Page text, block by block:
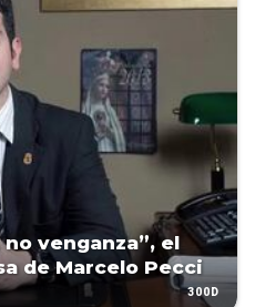
venganza”, el
de Marcelo Pecci
300D